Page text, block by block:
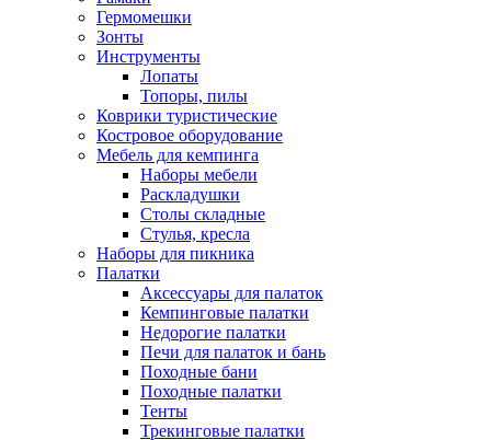
Гермомешки
Зонты
Инструменты
Лопаты
Топоры, пилы
Коврики туристические
Костровое оборудование
Мебель для кемпинга
Наборы мебели
Раскладушки
Столы складные
Стулья, кресла
Наборы для пикника
Палатки
Аксессуары для палаток
Кемпинговые палатки
Недорогие палатки
Печи для палаток и бань
Походные бани
Походные палатки
Тенты
Трекинговые палатки